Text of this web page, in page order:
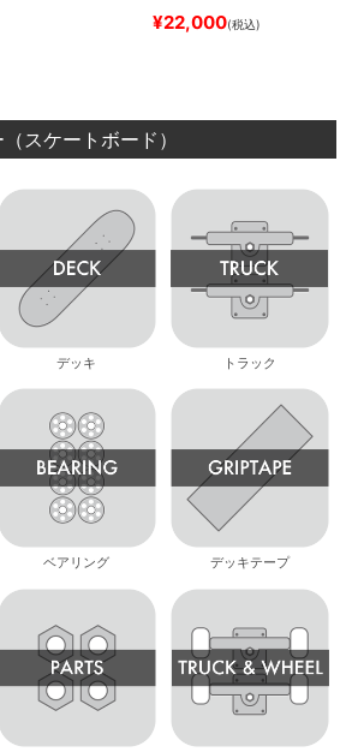
REW REYNOLDS 933
BROWN/BLACKスケート
¥22,000(税込)
スケートボード）
デッキ トラック
ベアリング デッキテープ